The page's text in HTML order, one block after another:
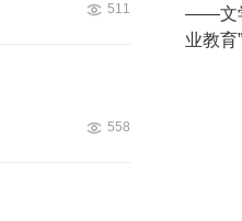
511
558
——文
业教育